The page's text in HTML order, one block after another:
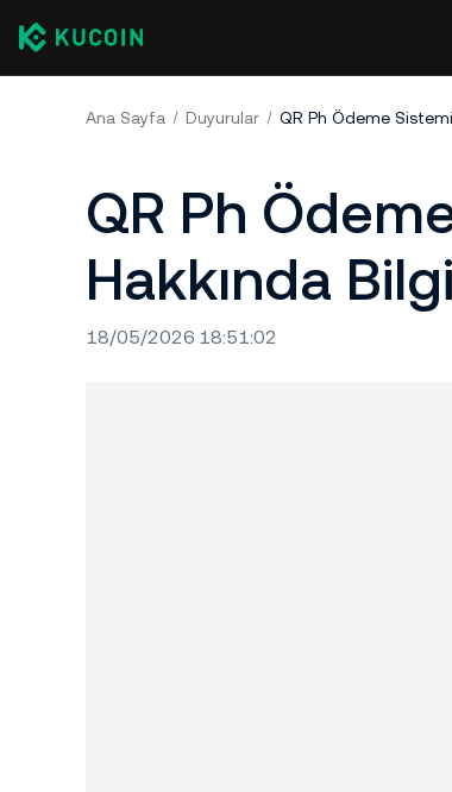
Ana Sayfa Duyurular QR Ph Ödeme
QR Ph
Hakkında
18/05/2026 18:51:02